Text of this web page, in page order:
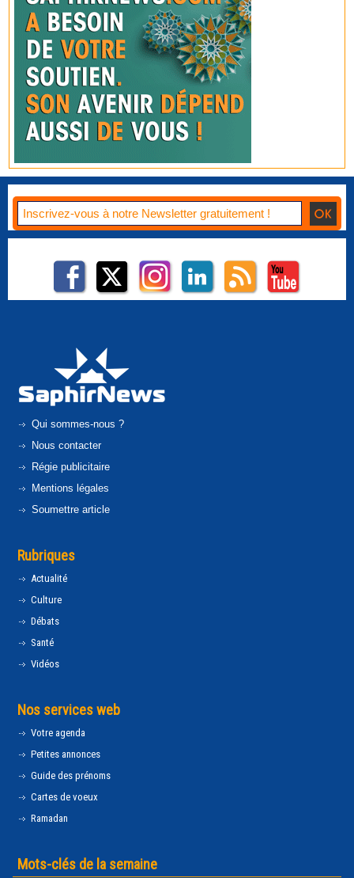
Qui sommes-nous ?
Nous contacter
Régie publicitaire
Mentions légales
Soumettre article
Rubriques
Actualité
Culture
Débats
Santé
Vidéos
Nos services web
Votre agenda
Petites annonces
Guide des prénoms
Cartes de voeux
Ramadan
Mots-clés de la semaine